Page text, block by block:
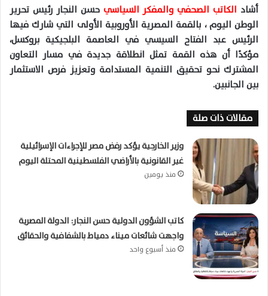
أشاد الكاتب الصحفي والمفكر السياسي حسن النجار رئيس تحرير
الوطن اليوم ، بالقمة المصرية الأوروبية الأولى التي شارك فيها
الرئيس عبد الفتاح السيسي في العاصمة البلجيكية بروكسل،
مؤكدًا أن هذه القمة تمثل انطلاقة جديدة في مسار التعاون
المشترك نحو تحقيق التنمية المستدامة وتعزيز فرص الاستثمار
بين الجانبين.
مقالات ذات صلة
وزير الخارجية يؤكد رفض مصر للإجراءات الإسرائيلية
غير القانونية بالأراضي الفلسطينية المحتلة اليوم
منذ يومين
كاتب الشؤون الدولية حسن النجار: الدولة المصرية
واجهت شائعات ميناء دمياط بالشفافية والحقائق
منذ أسبوع واحد